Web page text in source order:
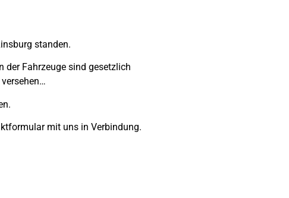
standen.
der Fahrzeuge sind gesetzlich
mit uns in Verbindung.